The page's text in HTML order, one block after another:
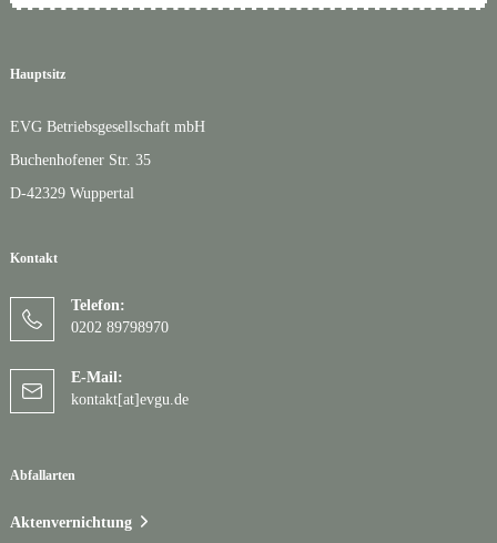
Hauptsitz
EVG Betriebsgesellschaft mbH
Buchenhofener Str. 35
D-42329 Wuppertal
Kontakt
Telefon:
0202 89798970
E-Mail:
kontakt[at]evgu.de
Abfallarten
Aktenvernichtung